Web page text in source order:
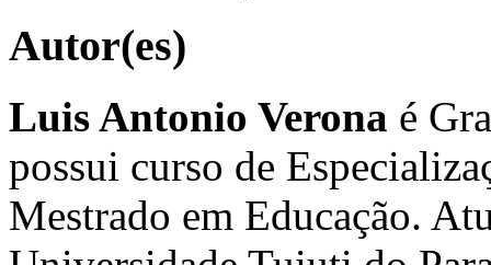
Autor(es)
Luis Antonio Verona é
possui curso de
Mestrado em Educação.